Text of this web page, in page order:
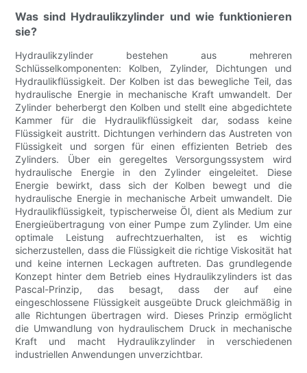
Was sind Hydraulikzylinder und wie funktionieren
sie?
Hydraulikzylinder bestehen aus mehreren
Schlüsselkomponenten: Kolben, Zylinder, Dichtungen und
Hydraulikflüssigkeit. Der Kolben ist das bewegliche Teil, das
hydraulische Energie in mechanische Kraft umwandelt. Der
Zylinder beherbergt den Kolben und stellt eine abgedichtete
Kammer für die Hydraulikflüssigkeit dar, sodass keine
Flüssigkeit austritt. Dichtungen verhindern das Austreten von
Flüssigkeit und sorgen für einen effizienten Betrieb des
Zylinders. Über ein geregeltes Versorgungssystem wird
hydraulische Energie in den Zylinder eingeleitet. Diese
Energie bewirkt, dass sich der Kolben bewegt und die
hydraulische Energie in mechanische Arbeit umwandelt. Die
Hydraulikflüssigkeit, typischerweise Öl, dient als Medium zur
Energieübertragung von einer Pumpe zum Zylinder. Um eine
optimale Leistung aufrechtzuerhalten, ist es wichtig
sicherzustellen, dass die Flüssigkeit die richtige Viskosität hat
und keine internen Leckagen auftreten. Das grundlegende
Konzept hinter dem Betrieb eines Hydraulikzylinders ist das
Pascal-Prinzip, das besagt, dass der auf eine
eingeschlossene Flüssigkeit ausgeübte Druck gleichmäßig in
alle Richtungen übertragen wird. Dieses Prinzip ermöglicht
die Umwandlung von hydraulischem Druck in mechanische
Kraft und macht Hydraulikzylinder in verschiedenen
industriellen Anwendungen unverzichtbar.